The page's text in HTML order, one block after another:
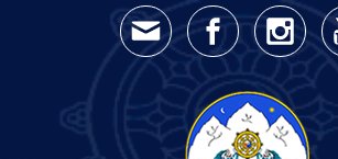
Skip to main content